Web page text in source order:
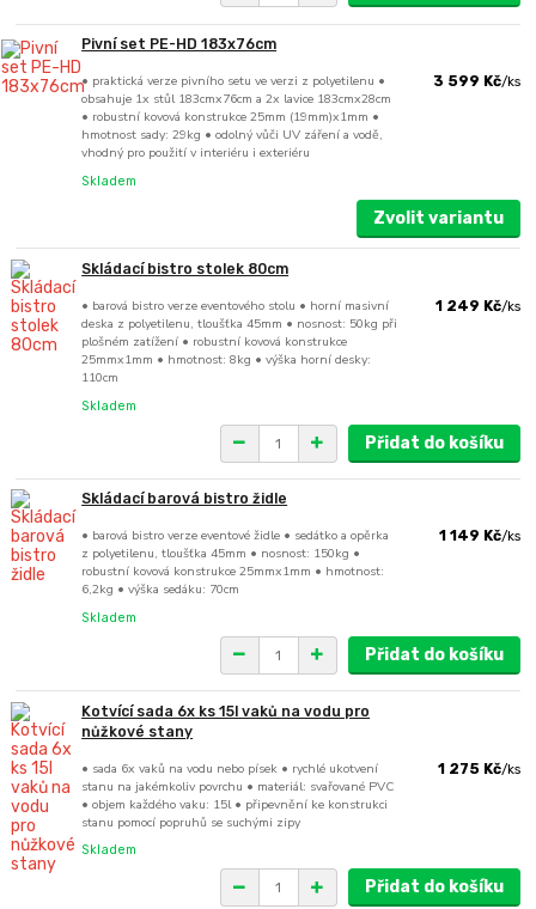
Pivní set PE-HD 183x76cm
• praktická verze pivního setu ve verzi z polyetilenu •
obsahuje 1x stůl 183cmx76cm a 2x lavice 183cmx28cm
• robustní kovová konstrukce 25mm (19mm)x1mm •
hmotnost sady: 29kg • odolný vůči UV záření a vodě,
vhodný pro použití v interiéru i exteriéru
3 599 Kč/ks
Skladem
Zvolit variantu
Skládací bistro stolek 80cm
• barová bistro verze eventového stolu • horní masivní
deska z polyetilenu, tloušťka 45mm • nosnost: 50kg při
plošném zatížení • robustní kovová konstrukce
25mmx1mm • hmotnost: 8kg • výška horní desky:
110cm
1 249 Kč/ks
Skladem
Přidat do košíku
Skládací barová bistro židle
• barová bistro verze eventové židle • sedátko a opěrka
z polyetilenu, tloušťka 45mm • nosnost: 150kg •
robustní kovová konstrukce 25mmx1mm • hmotnost:
6,2kg • výška sedáku: 70cm
1 149 Kč/ks
Skladem
Přidat do košíku
Kotvící sada 6x ks 15l vaků na vodu pro
nůžkové stany
• sada 6x vaků na vodu nebo písek • rychlé ukotvení
stanu na jakémkoliv povrchu • materiál: svařované PVC
• objem každého vaku: 15l • připevnění ke konstrukci
stanu pomocí popruhů se suchými zipy
1 275 Kč/ks
Skladem
Přidat do košíku